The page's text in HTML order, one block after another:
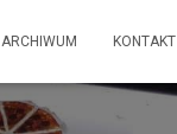
ARCHIWUM KONTAKT